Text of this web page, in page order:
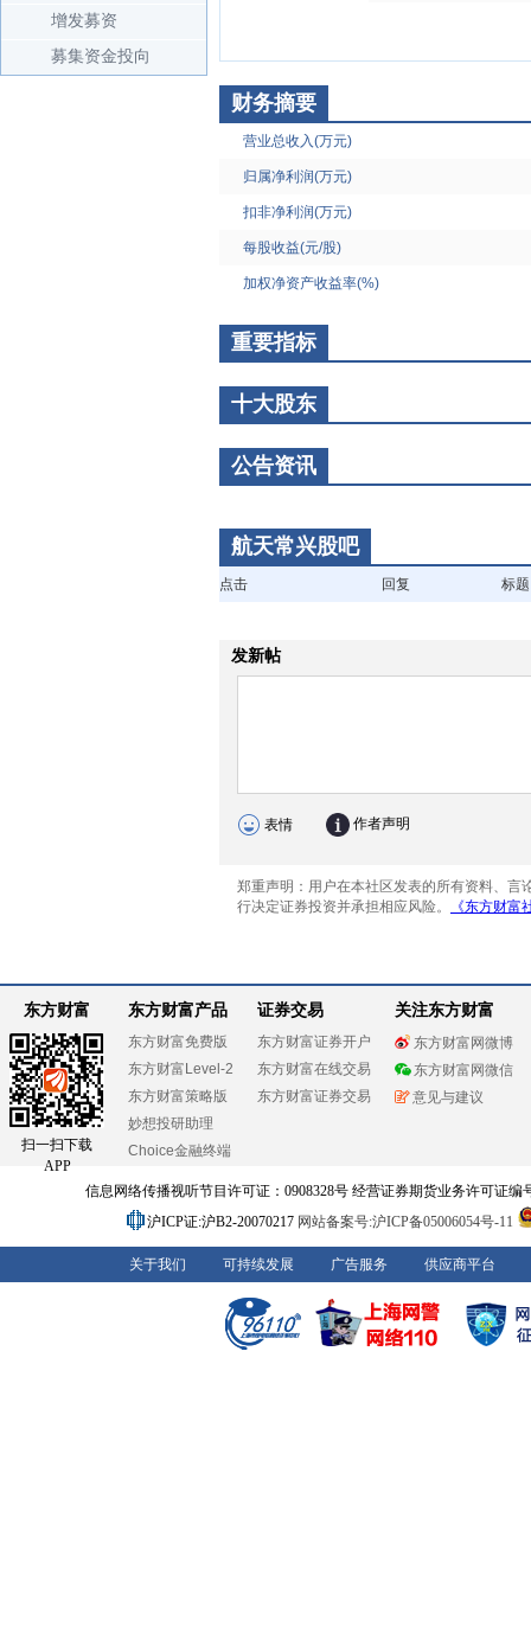
增发募资
募集资金投向
财务摘要
营业总收入(万元)
归属净利润(万元)
扣非净利润(万元)
每股收益(元/股)
加权净资产收益率(%)
重要指标
十大股东
公告资讯
航天常兴股吧
点击 回复 标题
东方财富
扫一扫下载
APP
东方财富产品
东方财富免费版
东方财富Level-2
东方财富策略版
妙想投研助理
Choice金融终端
证券交易
东方财富证券开户
东方财富在线交易
东方财富证券交易
关注东方财富
东方财富网微博
东方财富网微信
意见与建议
信息网络传播视听节目许可证：0908328号 经营证券期货业务许可证编
沪ICP证:沪B2-20070217 网站备案号:沪ICP备05006054号-11
关于我们 可持续发展 广告服务 供应商平台